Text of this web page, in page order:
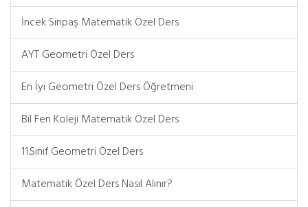
İncek Sinpaş Matematik Özel Ders
AYT Geometri Özel Ders
En İyi Geometri Özel Ders Öğretmeni
Bil Fen Koleji Matematik Özel Ders
11.Sınıf Geometri Özel Ders
Matematik Özel Ders Nasıl Alınır?